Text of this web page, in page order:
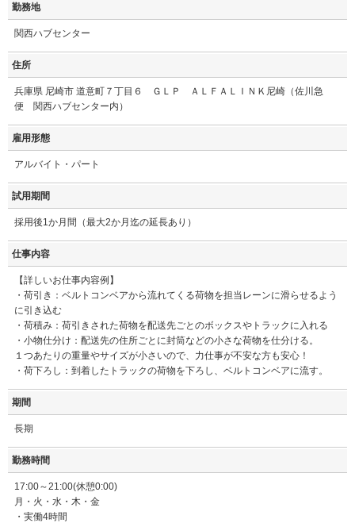
勤務地
関西ハブセンター
住所
兵庫県 尼崎市 道意町７丁目６ ＧＬＰ ＡＬＦＡＬＩＮＫ尼崎（佐川急
便 関西ハブセンター内）
雇用形態
アルバイト・パート
試用期間
採用後1か月間（最大2か月迄の延長あり）
仕事内容
【詳しいお仕事内容例】
・荷引き：ベルトコンベアから流れてくる荷物を担当レーンに滑らせるよう
に引き込む
・荷積み：荷引きされた荷物を配送先ごとのボックスやトラックに入れる
・小物仕分け：配送先の住所ごとに封筒などの小さな荷物を仕分ける。
１つあたりの重量やサイズが小さいので、力仕事が不安な方も安心！
・荷下ろし：到着したトラックの荷物を下ろし、ベルトコンベアに流す。
期間
長期
勤務時間
17:00～21:00(休憩0:00)
月・火・水・木・金
・実働4時間